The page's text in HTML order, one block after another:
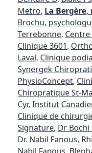
Metro, La
Brochu,
Terrebonne,
Clinique 3601,
Laval, Clinique
Synergek
PhysioConcept,
Chiropratique St-
Cyr, Institut
Clinique de
Signature, Dr
Dr. Nabil Fanous,